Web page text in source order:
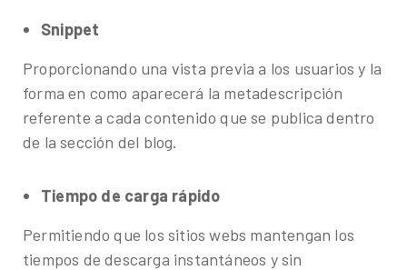
Snippet
Proporcionando una vista previa a los usuarios y la
forma en como aparecerá la metadescripción
referente a cada contenido que se publica dentro
de la sección del blog.
Tiempo de carga rápido
Permitiendo que los sitios webs mantengan los
tiempos de descarga instantáneos y sin